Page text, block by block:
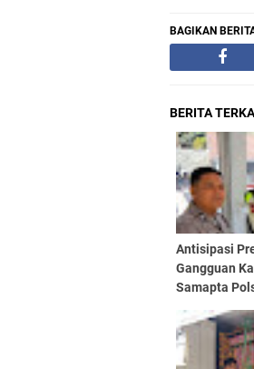
BAGIKAN
BERITA
Antisipasi
Gangguan
Samapta